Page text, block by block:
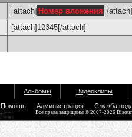
[attach] Номер вложения [/attach]
[attach]12345[/attach]
Альбомы Видеоклипы
Помощь Администрация Служба
Все права защищены © 2007-2026